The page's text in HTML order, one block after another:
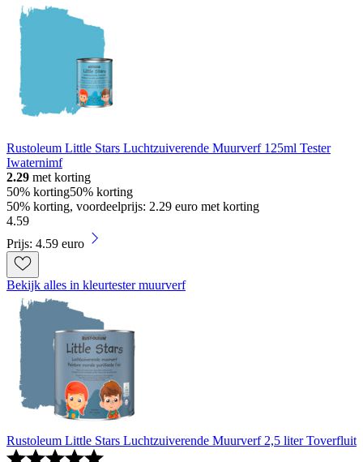
Rustoleum Little Stars Luchtzuiverende Muurverf 125ml Tester
Iwaternimf
2.29 met korting
50% korting50% korting
50% korting, voordeelprijs: 2.29 euro met korting
4.59
Prijs: 4.59 euro
Bekijk alles in kleurtester muurverf
Rustoleum Little Stars Luchtzuiverende Muurverf 2,5 liter Toverfluit